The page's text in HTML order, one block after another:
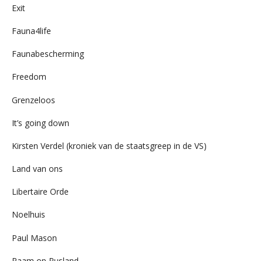
Exit
Fauna4life
Faunabescherming
Freedom
Grenzeloos
It’s going down
Kirsten Verdel (kroniek van de staatsgreep in de VS)
Land van ons
Libertaire Orde
Noelhuis
Paul Mason